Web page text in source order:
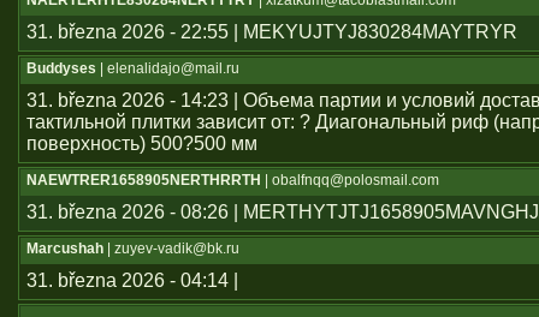
31. března 2026 - 22:55 | MEKYUJTYJ830284MAYTRYR
Buddyses | elenalidajo@mail.ru
31. března 2026 - 14:23 | Объема партии и условий
тактильной плитки зависит от: ? Диагональный риф
поверхность) 500?500 мм
NAEWTRER1658905NERTHRRTH | obalfnqq@polosmail.com
31. března 2026 - 08:26 |
Marcushah | zuyev-vadik@bk.ru
31. března 2026 - 04:14 |